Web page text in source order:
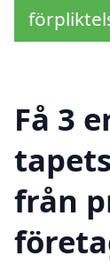
Få 3
från